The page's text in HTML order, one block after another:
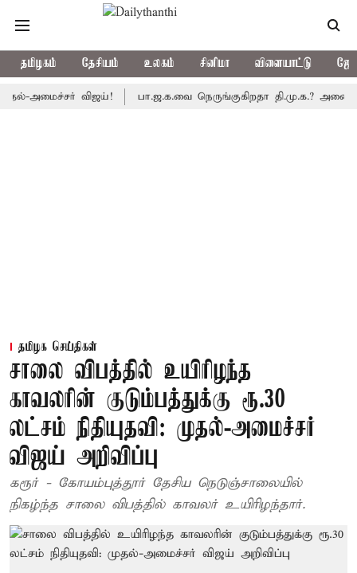
தமிழகம் தேசியம் உலகம் சினிமா விளையாட்டு
விஜய்! பா.ஜ.க.வை நெருங்குகிறதா தி.மு.க.?
தமிழக செய்திகள்
சாலை விபத்தில் உயிரிழந்த
காவலரின் குடும்பத்துக்கு ரூ.30
லட்சம் நிதியுதவி: முதல்-அமைச்சர்
விஜய் அறிவிப்பு
கரூர் - கோயம்புத்தூர் தேசிய நெடுஞ்சாலையில்
நிகழ்ந்த சாலை விபத்தில் காவலர் உயிரிழந்தார்.